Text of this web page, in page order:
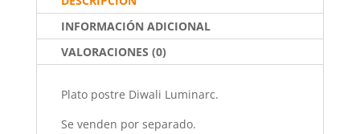
o
o
k
p
p
tir
INFORMACIÓN ADICIONAL
VALORACIONES (0)
Plato postre Diwali Luminarc.
Se venden por separado.